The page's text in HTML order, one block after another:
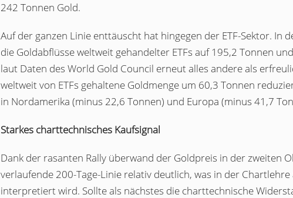
242 Tonnen Gold.
Auf der ganzen Linie enttäuscht hat hingegen der ETF-Sektor. In
die Goldabflüsse weltweit gehandelter ETFs auf 195,2 Tonnen
laut Daten des World Gold Council erneut alles andere als
weltweit von ETFs gehaltene Goldmenge um 60,3 Tonnen
in Nordamerika (minus 22,6 Tonnen) und Europa (minus 41,7
Starkes charttechnisches Kaufsignal
Dank der rasanten Rally überwand der Goldpreis in der zweiten
verlaufende 200-Tage-Linie relativ deutlich, was in der
interpretiert wird. Sollte als nächstes die charttechnische